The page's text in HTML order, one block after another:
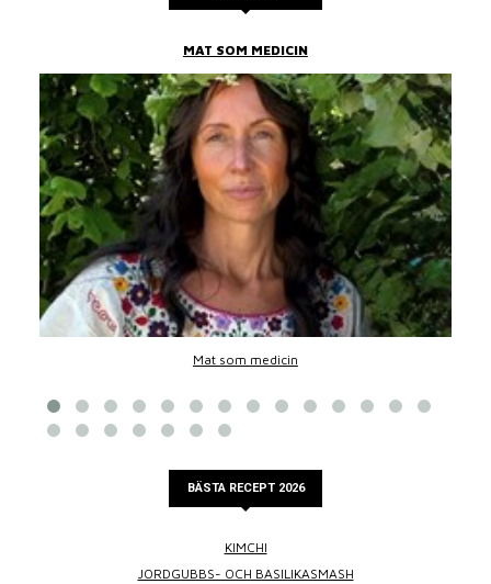
MAT SOM MEDICIN
Mat som medicin
BÄSTA RECEPT 2026
KIMCHI
JORDGUBBS- OCH BASILIKASMASH